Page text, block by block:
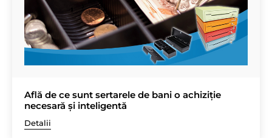
Află de ce sunt sertarele de bani o achiziție
necesară și inteligentă
Detalii